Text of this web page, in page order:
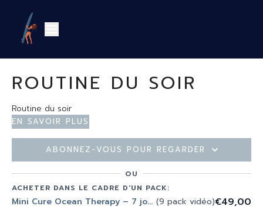
ROUTINE DU SOIR
Routine du soir
En savoir plus
Abonnez-vous pour regarder
OU
ACHETER DANS LE CADRE D'UN PACK:
Mini Cure Ocean Therapy – 7 jours pour se remettre en mouvement (9 pack vidéo)€49,00